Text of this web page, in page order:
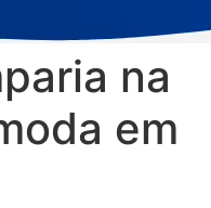
na
em